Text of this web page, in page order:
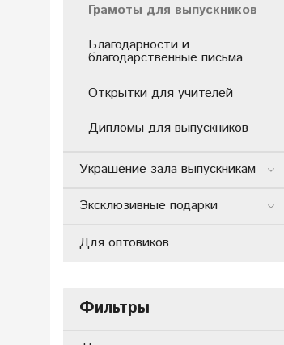
Грамоты для выпускников
Благодарности и
благодарственные письма
Открытки для учителей
Дипломы для выпускников
Украшение зала выпускникам
Эксклюзивные подарки
Для оптовиков
Фильтры